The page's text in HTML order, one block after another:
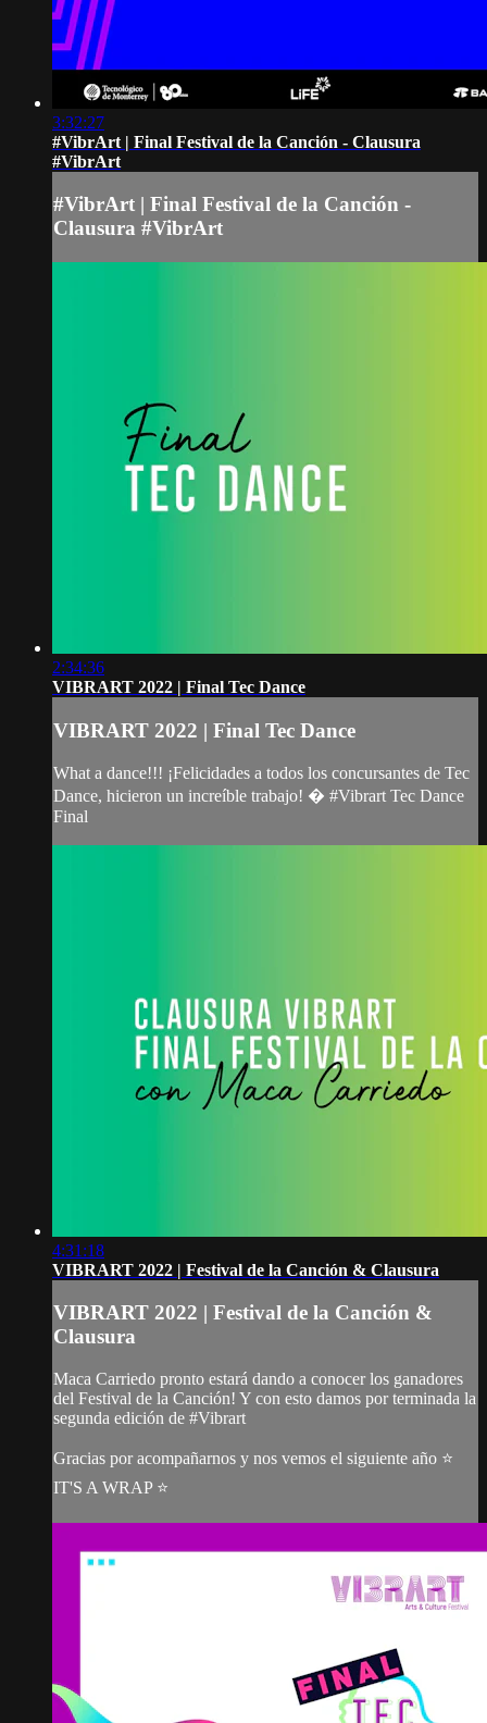
3:32:27
#VibrArt | Final Festival de la Canción - Clausura
#VibrArt
#VibrArt | Final Festival de la Canción -
Clausura #VibrArt
2:34:36
VIBRART 2022 | Final Tec Dance
VIBRART 2022 | Final Tec Dance
What a dance!!! ¡Felicidades a todos los concursantes de Tec
Dance, hicieron un increíble trabajo! � #Vibrart Tec Dance
Final
4:31:18
VIBRART 2022 | Festival de la Canción & Clausura
VIBRART 2022 | Festival de la Canción &
Clausura
Maca Carriedo pronto estará dando a conocer los ganadores
del Festival de la Canción! Y con esto damos por terminada la
segunda edición de #Vibrart
Gracias por acompañarnos y nos vemos el siguiente año ⭐
IT'S A WRAP ⭐